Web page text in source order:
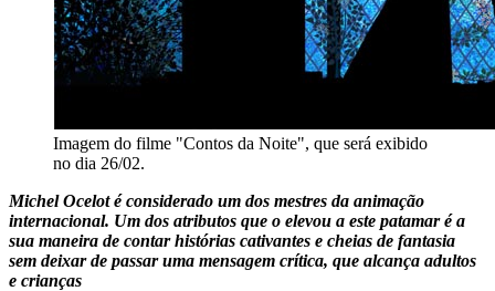
Imagem do filme "Contos da Noite", que será exibido
no dia 26/02.
Michel Ocelot é considerado um dos mestres da animação
internacional. Um dos atributos que o elevou a este patamar é a
sua maneira de contar histórias cativantes e cheias de fantasia
sem deixar de passar uma mensagem crítica, que alcança adultos
e crianças